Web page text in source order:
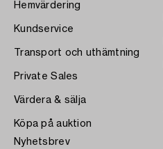
Hemvärdering
Kundservice
Transport och uthämtning
Private Sales
Värdera & sälja
Köpa på auktion
Nyhetsbrev